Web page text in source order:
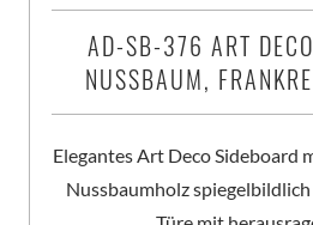
AD-SB-376 ART
NUSSBAUM,
Elegantes Art Deco Sideboard
Nussbaumholz